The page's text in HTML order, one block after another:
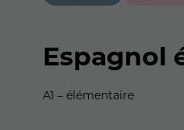
Espagnol
A1 – élémentaire